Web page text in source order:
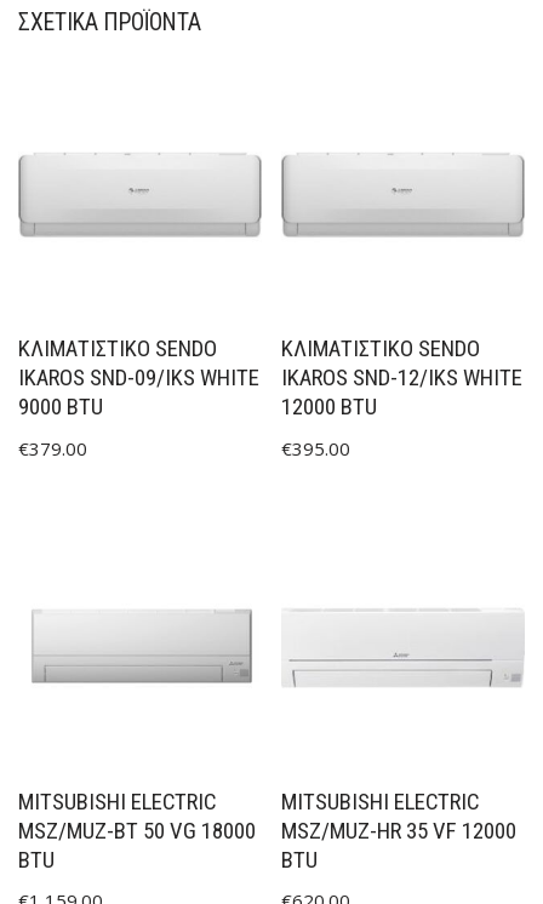
ΣΧΕΤΙΚΆ ΠΡΟΪΌΝΤΑ
ΚΛΙΜΑΤΙΣΤΙΚΟ SENDO
IKAROS SND-09/IKS WHITE
9000 BTU
€379.00
ΚΛΙΜΑΤΙΣΤΙΚΟ SENDO
IKAROS SND-12/IKS WHITE
12000 BTU
€395.00
MITSUBISHI ELECTRIC
MSZ/MUZ-BT 50 VG 18000
BTU
MITSUBISHI ELECTRIC
MSZ/MUZ-HR 35 VF 12000
BTU